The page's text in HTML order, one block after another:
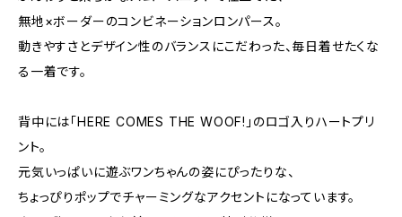
無地×ボーダーのコンビネーションロンパース。
動きやすさとデザイン性のバランスにこだわった、毎日着せたくな
る一着です。
背中には「HERE COMES THE WOOF!」のロゴ入りハートプリ
ント。
元気いっぱいに遊ぶワンちゃんの姿にぴったりな、
ちょっぴりポップでチャーミングなアクセントになっています。